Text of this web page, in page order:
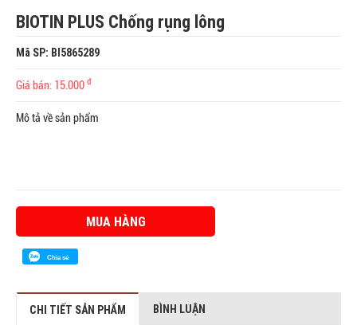
BIOTIN PLUS Chống rụng lông
Mã SP: BI5865289
Giá bán: 15.000 đ
Mô tả về sản phẩm
MUA HÀNG
Chia sẻ
CHI TIẾT SẢN PHẨM BÌNH LUẬN